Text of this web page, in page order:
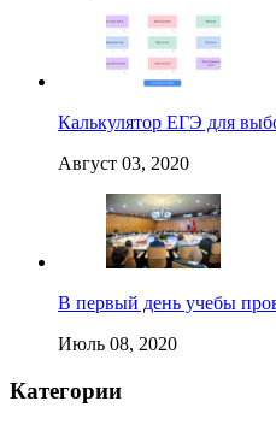
Калькулятор ЕГЭ для
Август 03, 2020
В первый день учебы
Июль 08, 2020
Категории